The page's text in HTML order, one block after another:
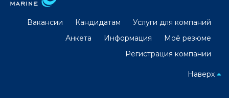
Вакансии Кандидатам
Услуги для компаний
Анкета
Информация
Моё резюме
Регистрация компании
Наверх